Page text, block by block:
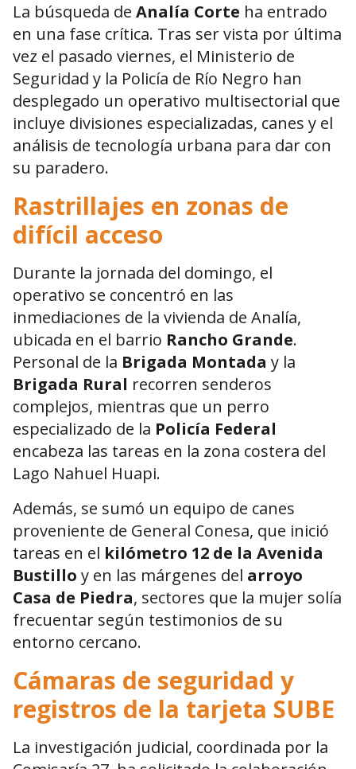
La búsqueda de Analía Corte ha entrado
en una fase crítica. Tras ser vista por última
vez el pasado viernes, el Ministerio de
Seguridad y la Policía de Río Negro han
desplegado un operativo multisectorial que
incluye divisiones especializadas, canes y el
análisis de tecnología urbana para dar con
su paradero.
Rastrillajes en zonas de
difícil acceso
Durante la jornada del domingo, el
operativo se concentró en las
inmediaciones de la vivienda de Analía,
ubicada en el barrio Rancho Grande.
Personal de la Brigada Montada y la
Brigada Rural recorren senderos
complejos, mientras que un perro
especializado de la Policía Federal
encabeza las tareas en la zona costera del
Lago Nahuel Huapi.
Además, se sumó un equipo de canes
proveniente de General Conesa, que inició
tareas en el kilómetro 12 de la Avenida
Bustillo y en las márgenes del arroyo
Casa de Piedra, sectores que la mujer solía
frecuentar según testimonios de su
entorno cercano.
Cámaras de seguridad y
registros de la tarjeta SUBE
La investigación judicial, coordinada por la